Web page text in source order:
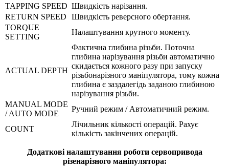
TAPPING SPEED Швидкість нарізання.
RETURN SPEED
Швидкість реверсного обертання.
TORQUE
SETTING
Налаштування крутного моменту.
ACTUAL DEPTH
Фактична глибина різьби. Поточна
глибина нарізування різьби автоматично
скидається кожного разу при запуску
різьбонарізного маніпулятора, тому кожна
глибина є заздалегідь заданою глибиною
нарізування різьби.
MANUAL MODE
/ AUTO MODE
Ручний режим / Автоматичний режим.
COUNT
Лічильник кількості операцій. Рахує
кількість закінчених операцій.
Додаткові налаштування роботи сервопривода
різенарізного маніпулятора: